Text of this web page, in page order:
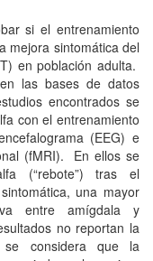
si el entrenamiento
mejora sintomática del
en población adulta.
las bases de datos
encontrados se
con el entrenamiento
(EEG) e
(fMRI). En ellos se
(“rebote”) tras el
una mayor
entre amígdala y
no reportan la
se considera que la